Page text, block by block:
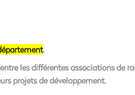
.
les différentes associations de
projets de développement.